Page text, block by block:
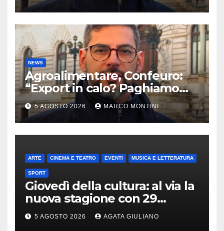
NEWS
Agroalimentare, Confeuro:
“Export in calo? Paghiamo
prezzo accondiscendenza Ue
e Italia con Usa”
5 AGOSTO 2026 MARCO MONTINI
ARTE CINEMA E TEATRO EVENTI MUSICA E LETTERATURA
SPORT
Giovedì della cultura: al via la
nuova stagione con 29
appuntamenti da ottobre a
maggio
5 AGOSTO 2026 AGATA GIULIANO